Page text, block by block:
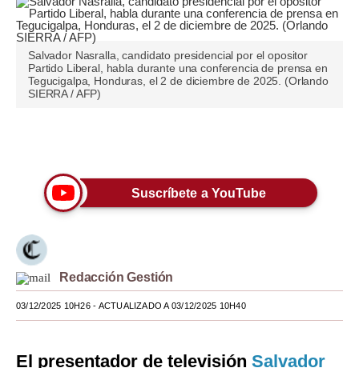
Pregunta de hoy
Tendencias
Moda
Estilos
Mundo
EEUU
México
Salvador Nasralla, candidato presidencial por el opositor
Partido Liberal, habla durante una conferencia de prensa en
Tegucigalpa, Honduras, el 2 de diciembre de 2025. (Orlando
SIERRA / AFP)
Suscríbete a YouTube
Redacción Gestión
03/12/2025 10H26- ACTUALIZADO A 03/12/2025 10H40
El presentador de televisión Salvador